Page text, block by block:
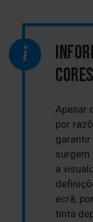
Apesar
por
garantir
surgem
a
ecrã,
tinta